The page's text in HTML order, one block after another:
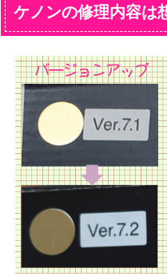
ケノンの修理内容は